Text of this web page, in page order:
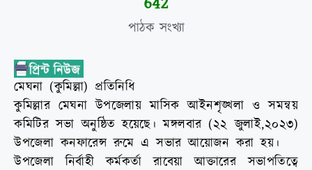
পাঠক সংখ্যা
মেঘনা (কুমিল্লা) প্রতিনিধি
কুমিল্লার মেঘনা উপজেলায় মাসিক আইনশৃঙ্খলা ও সমন্বয়
কমিটির সভা অনুষ্ঠিত হয়েছে। মঙ্গলবার (২২ জুলাই,২০২৩)
উপজেলা কনফারেন্স রুমে এ সভার আয়োজন করা হয়।
উপজেলা নির্বাহী কর্মকর্তা রাবেয়া আক্তারের সভাপতিত্বে